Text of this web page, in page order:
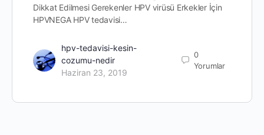
Dikkat Edilmesi Gerekenler HPV virüsü Erkekler İçin
HPVNEGA HPV tedavisi…
hpv-tedavisi-kesin-
cozumu-nedir
Haziran 23, 2019
0
Yorumlar